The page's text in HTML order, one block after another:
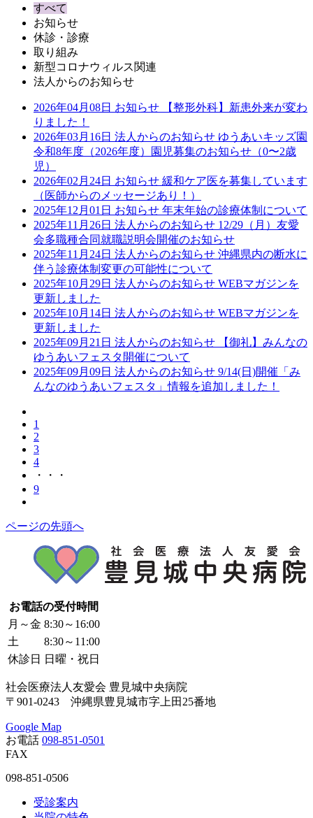
すべて
お知らせ
休診・診療
取り組み
新型コロナウィルス関連
法人からのお知らせ
2026年04月08日 お知らせ
【整形外科】新患外来が変わ
りました！
2026年03月16日 法人からのお知らせ ゆうあいキッズ園
令和8年度（2026年度）園児募集のお知らせ（0〜2歳
児）
2026年02月24日 お知らせ 緩和ケア医を募集しています
（医師からのメッセージあり！）
2025年12月01日 お知らせ 年末年始の診療体制について
2025年11月26日 法人からのお知らせ 12/29（月）友愛
会多職種合同就職説明会開催のお知らせ
2025年11月24日 法人からのお知らせ 沖縄県内の断水に
伴う診療体制変更の可能性について
2025年10月29日 法人からのお知らせ WEBマガジンを
更新しました
2025年10月14日 法人からのお知らせ WEBマガジンを
更新しました
2025年09月21日 法人からのお知らせ
【御礼】みんなの
ゆうあいフェスタ開催について
2025年09月09日 法人からのお知らせ 9/14(日)開催「み
んなのゆうあいフェスタ」情報を追加しました！
1
2
3
4
・・・
9
ページの先頭へ
お電話の受付時間
月～金 8:30～16:00
土
8:30～11:00
休診日
日曜・祝日
社会医療法人友愛会 豊見城中央病院
〒901-0243 沖縄県豊見城市字上田25番地
Google Map
お電話 098-851-0501
FAX
098-851-0506
受診案内